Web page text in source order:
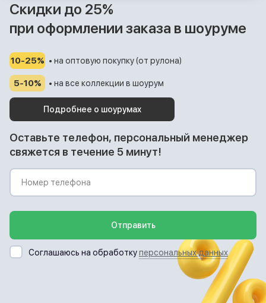
Скидки до 25%
при оформлении заказа в шоуруме
10-25% • на оптовую покупку (от рулона)
5-10% • на все коллекции в шоурум
Подробнее о шоурумах
Оставьте телефон, персональный менеджер
свяжется в течение 5 минут!
Отправить
Соглашаюсь на обработкуперсональных данных